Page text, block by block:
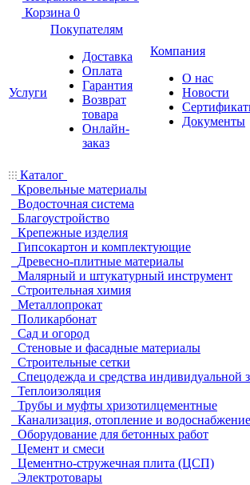
Корзина 0
Услуги
Покупателям
Доставка
Оплата
Гарантия
Возврат
товара
Онлайн-
заказ
Компания
О нас
Новости
Документы
Каталог
Кровельные материалы
Водосточная система
Благоустройство
Крепежные изделия
Гипсокартон и комплектующие
Древесно-плитные материалы
Малярный и штукатурный инструмент
Строительная химия
Металлопрокат
Поликарбонат
Сад и огород
Стеновые и фасадные материалы
Строительные сетки
Спецодежда и средства индивидуальной
Теплоизоляция
Трубы и муфты хризотилцементные
Канализация, отопление и водоснабжение
Оборудование для бетонных работ
Цемент и смеси
Цементно-стружечная плита (ЦСП)
Электротовары